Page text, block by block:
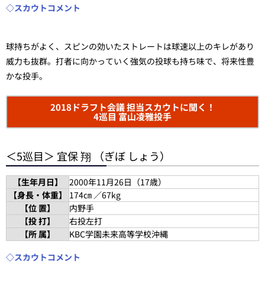
◇スカウトコメント
球持ちがよく、スピンの効いたストレートは球速以上のキレがあり
威力も抜群。打者に向かっていく強気の投球も持ち味で、将来性豊
かな投手。
2018ドラフト会議 担当スカウトに聞く！
4巡目 富山凌雅投手
＜5巡目＞ 宜保 翔 （ぎぼ しょう）
【生年月日】
2000年11月26日（17歳）
【身長・体重】
174㎝ ／67kg
【位 置】
内野手
【投 打】
右投左打
【所 属】
KBC学園未来高等学校沖縄
◇スカウトコメント